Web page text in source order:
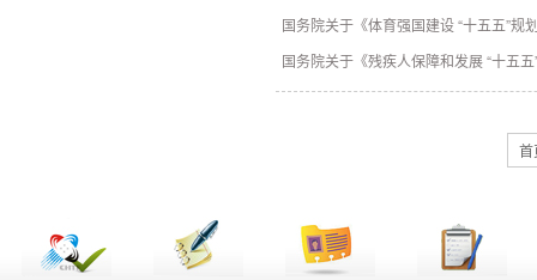
国务院关于《体育强国建设 “十五五”规
国务院关于《残疾人保障和发展 “十五